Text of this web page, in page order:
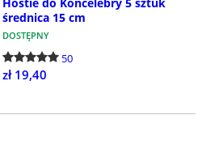
średnica 15 cm
DOSTĘPNY
50
zł 19,40